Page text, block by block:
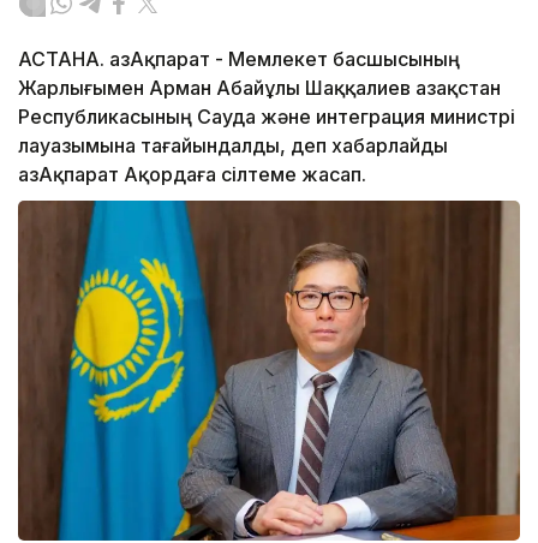
АСТАНА. ҚазАқпарат - Мемлекет басшысының
Жарлығымен Арман Абайұлы Шаққалиев Қазақстан
Республикасының Сауда және интеграция министрі
лауазымына тағайындалды, деп хабарлайды
ҚазАқпарат Ақордаға сілтеме жасап.